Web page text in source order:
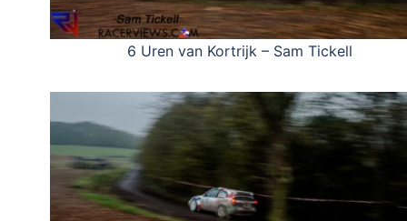
6 Uren van Kortrijk – Sam Tickell